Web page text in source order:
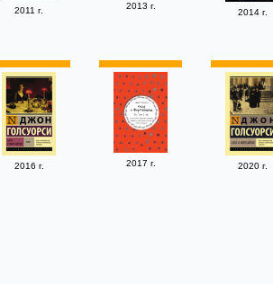
2011 г. 2013 г.
2014 г.
2016 г. 2017 г. 2020 г.